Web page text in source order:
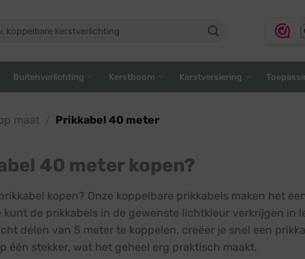
Buitenverlichting Kerstboom Kerstversiering
maat Prikkabel 40 meter
40 meter kopen?
kopen? Onze koppelbare prikkabels maken het
kunt de prikkabels in de gewenste lichtkleur verkrijgen in
delen van 5 meter te koppelen, creëer je snel een
één stekker, wat het geheel erg praktisch maakt.